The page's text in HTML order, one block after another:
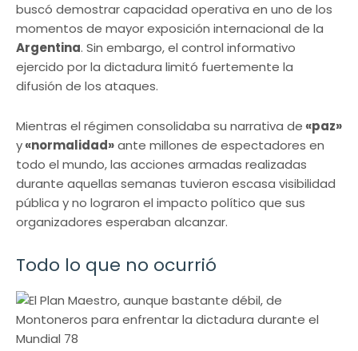
buscó demostrar capacidad operativa en uno de los
momentos de mayor exposición internacional de la
Argentina. Sin embargo, el control informativo
ejercido por la dictadura limitó fuertemente la
difusión de los ataques.
Mientras el régimen consolidaba su narrativa de «paz»
y«normalidad»ante millones de espectadores en
todo el mundo, las acciones armadas realizadas
durante aquellas semanas tuvieron escasa visibilidad
pública y no lograron el impacto político que sus
organizadores esperaban alcanzar.
Todo lo que no ocurrió